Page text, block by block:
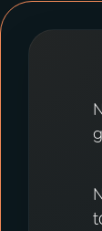
YouTube